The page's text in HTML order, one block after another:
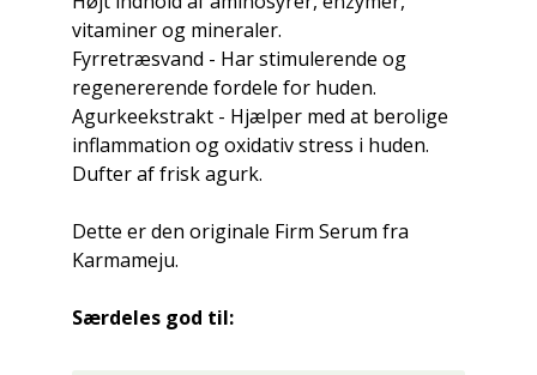
vitaminer og mineraler.
Fyrretræsvand - Har stimulerende og
regenererende fordele for huden.
Agurkeekstrakt - Hjælper med at berolige
inflammation og oxidativ stress i huden.
Dufter af frisk agurk.
Dette er den originale Firm Serum fra
Karmameju.
Særdeles god til: